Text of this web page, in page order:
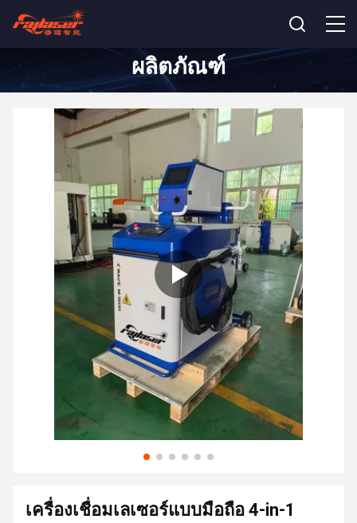
ผลิตภัณฑ์
เครื่องเชื่อมเลเซอร์แบบมือถือ 4-in-1